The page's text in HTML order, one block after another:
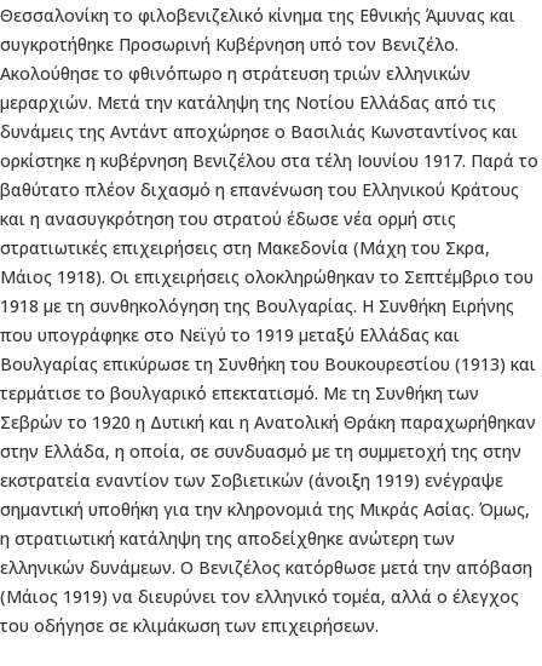
Θεσσαλονίκη το φιλοβενιζελικό κίνημα της Εθνικής Άμυνας και
συγκροτήθηκε Προσωρινή Κυβέρνηση υπό τον Βενιζέλο.
Ακολούθησε το φθινόπωρο η στράτευση τριών ελληνικών
μεραρχιών. Μετά την κατάληψη της Νοτίου Ελλάδας από τις
δυνάμεις της Αντάντ αποχώρησε ο Βασιλιάς Κωνσταντίνος και
ορκίστηκε η κυβέρνηση Βενιζέλου στα τέλη Ιουνίου 1917. Παρά το
βαθύτατο πλέον διχασμό η επανένωση του Ελληνικού Κράτους
και η ανασυγκρότηση του στρατού έδωσε νέα ορμή στις
στρατιωτικές επιχειρήσεις στη Μακεδονία (Μάχη του Σκρα,
Μάιος 1918). Οι επιχειρήσεις ολοκληρώθηκαν το Σεπτέμβριο του
1918 με τη συνθηκολόγηση της Βουλγαρίας. Η Συνθήκη Ειρήνης
που υπογράφηκε στο Νεϊγύ το 1919 μεταξύ Ελλάδας και
Βουλγαρίας επικύρωσε τη Συνθήκη του Βουκουρεστίου (1913) και
τερμάτισε το βουλγαρικό επεκτατισμό. Με τη Συνθήκη των
Σεβρών το 1920 η Δυτική και η Ανατολική Θράκη παραχωρήθηκαν
στην Ελλάδα, η οποία, σε συνδυασμό με τη συμμετοχή της στην
εκστρατεία εναντίον των Σοβιετικών (άνοιξη 1919) ενέγραψε
σημαντική υποθήκη για την κληρονομιά της Μικράς Ασίας. Όμως,
η στρατιωτική κατάληψη της αποδείχθηκε ανώτερη των
ελληνικών δυνάμεων. Ο Βενιζέλος κατόρθωσε μετά την απόβαση
(Μάιος 1919) να διευρύνει τον ελληνικό τομέα, αλλά ο έλεγχος
του οδήγησε σε κλιμάκωση των επιχειρήσεων.